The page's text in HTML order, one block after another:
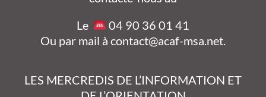
Le
04 90 36 01 41
Ou par mail à contact@acaf-msa.net.
LES MERCREDIS DE L’INFORMATION ET